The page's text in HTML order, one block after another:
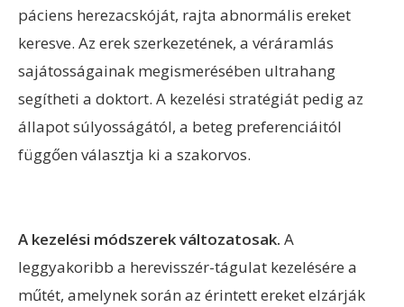
páciens herezacskóját, rajta abnormális ereket
keresve. Az erek szerkezetének, a véráramlás
sajátosságainak megismerésében ultrahang
segítheti a doktort. A kezelési stratégiát pedig az
állapot súlyosságától, a beteg preferenciáitól
függően választja ki a szakorvos.
A kezelési módszerek változatosak. A
leggyakoribb a herevisszér-tágulat kezelésére a
műtét, amelynek során az érintett ereket elzárják